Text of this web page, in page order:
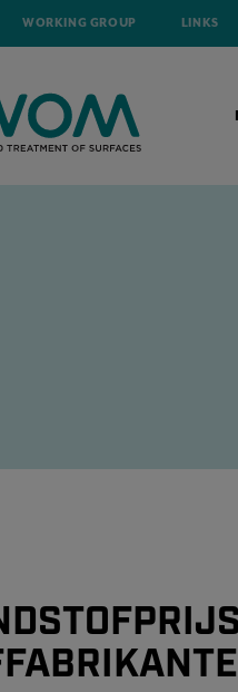
WORKING GROUP LINKS
GRONDSTOFPRIJS VERHOOGT DRUK OP